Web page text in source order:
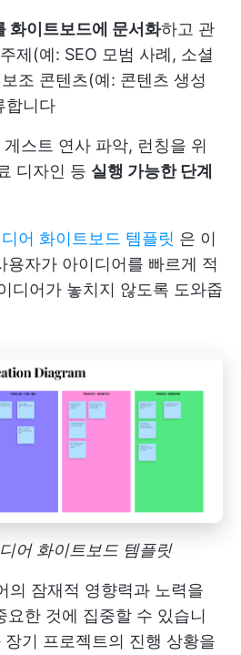
화이트보드에 문서화하고 관
제(예: SEO 모범 사례, 소셜
조 콘텐츠(예: 콘텐츠 생성
합니다
스트 연사 파악, 런칭을 위
디자인 등 실행 가능한 단계
어 화이트보드 템플릿 은 이
용자가 아이디어를 빠르게 적
디어가 놓치지 않도록 도와줍
어 화이트보드 템플릿
의 잠재적 영향력과 노력을
요한 것에 집중할 수 있습니
기 프로젝트의 진행 상황을